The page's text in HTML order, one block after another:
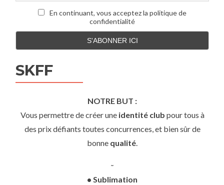
En continuant, vous acceptez la politique de
confidentialité
SKFF
NOTRE BUT :
Vous permettre de créer une identité club pour tous à
des prix défiants toutes concurrences, et bien sûr de
bonne qualité.
˜
• Sublimation